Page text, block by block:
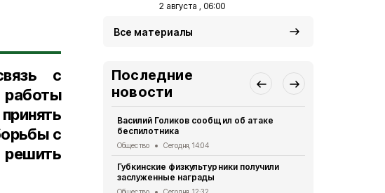
с
работы
с
2 августа , 06:00
Все материалы
Последние
новости
Василий Голиков сообщил об атаке
беспилотника
Общество Сегодня, 14:04
Губкинские физкультурники получили
заслуженные награды